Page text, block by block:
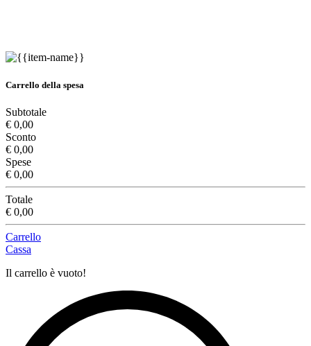
Carrello della spesa
Subtotale
€ 0,00
Sconto
€ 0,00
Spese
€ 0,00
Totale
€ 0,00
Carrello
Cassa
Il carrello è vuoto!